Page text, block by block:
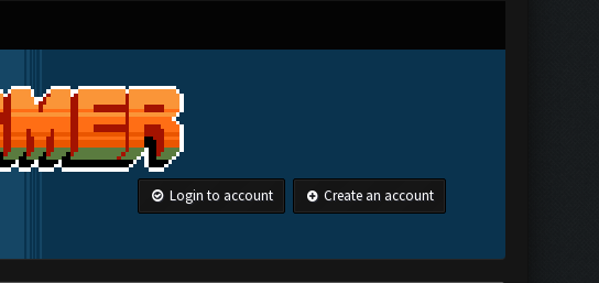
Login to account Create an account